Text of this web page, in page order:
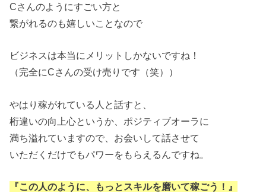
Cさんのようにすごい方と
繋がれるのも嬉しいことなので
ビジネスは本当にメリットしかないですね！
（完全にCさんの受け売りです（笑））
やはり稼がれている人と話すと、
桁違いの向上心というか、ポジティブオーラに
満ち溢れていますので、お会いして話させて
いただくだけでもパワーをもらえるんですね。
『この人のように、もっとスキルを磨いて稼ごう！』